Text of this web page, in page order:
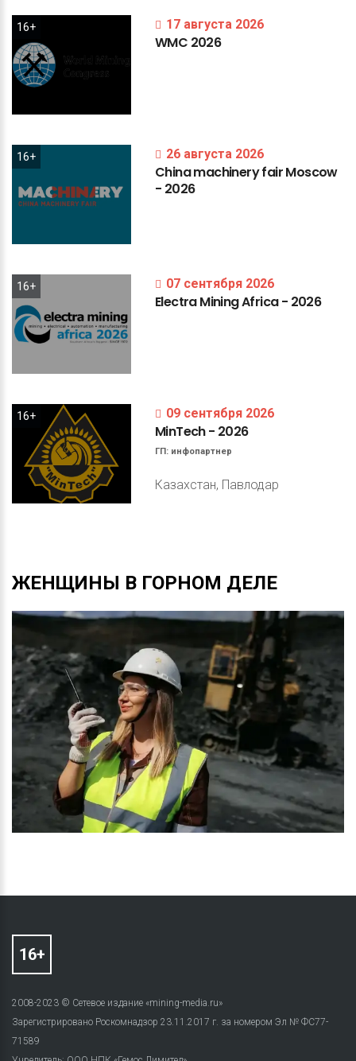
16+ 17 августа 2026
WMC 2026
16+ 26 августа 2026
ChinamachineryfairMoscow
- 2026
16+ 07 сентября 2026
ElectraMiningAfrica- 2026
16+ 09 сентября 2026
MinTech- 2026
ГП: инфопартнер
Казахстан, Павлодар
ЖЕНЩИНЫ В ГОРНОМ ДЕЛЕ
2008-2023 © Сетевое издание «mining-media.ru»
Зарегистрировано Роскомнадзор 23.11.2017 г. за номером Эл № ФС77-
71589